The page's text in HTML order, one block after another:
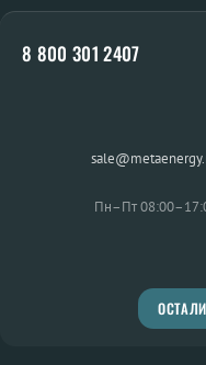
8 800 301 2407
Пн–Пт